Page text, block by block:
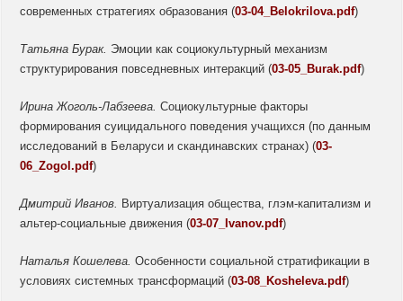
современных стратегиях образования (03-04_Belokrilova.pdf)
Татьяна Бурак. Эмоции как социокультурный механизм
структурирования повседневных интеракций (03-05_Burak.pdf)
Ирина Жоголь-Лабзеева.Социокультурные факторы
формирования суицидального поведения учащихся (по данным
исследований в Беларуси и скандинавских странах) (03-
06_Zogol.pdf)
Дмитрий Иванов. Виртуализация общества, глэм-капитализм и
альтер-социальные движения (03-07_Ivanov.pdf)
Наталья Кошелева.Особенности социальной стратификации в
условиях системных трансформаций (03-08_Kosheleva.pdf)